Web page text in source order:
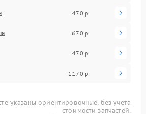
470 р
670 р
470 р
1170 р
указаны ориентировочные, без учета
стоимости запчастей.